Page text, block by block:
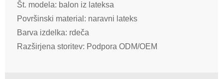
Št. modela: balon iz lateksa
Površinski material: naravni lateks
Barva izdelka: rdeča
Razširjena storitev: Podpora ODM/OEM